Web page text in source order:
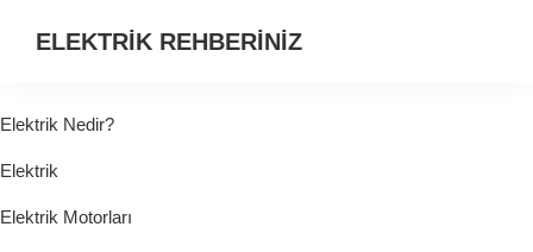
ELEKTRİK REHBERİNİZ
HER
ŞEY...
Elektrik Nedir?
Elektrik
Elektrik Motorları